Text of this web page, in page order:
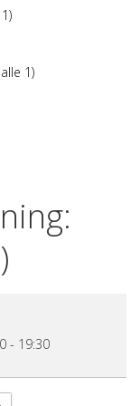
1)
- 19:30